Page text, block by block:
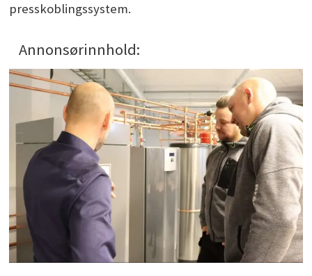
presskoblingssystem.
Annonsørinnhold: